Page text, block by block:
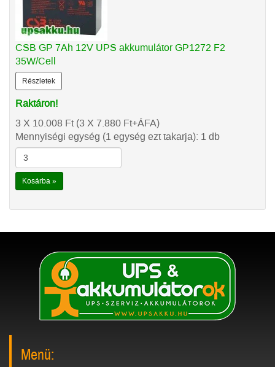
CSB GP 7Ah 12V UPS akkumulátor GP1272 F2
35W/Cell
Részletek
Raktáron!
3 X 10.008 Ft(3 X 7.880 Ft+ÁFA)
Mennyiségi egység (1 egység ezt takarja): 1 db
Kosárba »
Menü: